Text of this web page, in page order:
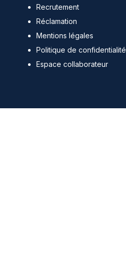
Recrutement
Réclamation
Mentions légales
Politique de confidentialité
Espace collaborateur